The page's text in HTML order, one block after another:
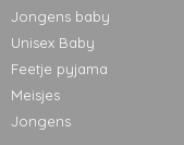
Jongens baby
Unisex Baby
Feetje pyjama
Meisjes
Jongens